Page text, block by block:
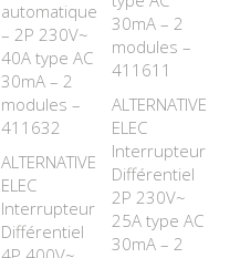
automatique
– 2P 230V~
40A type AC
30mA – 2
modules –
411632
ALTERNATIVE
ELEC
Interrupteur
Différentiel
30mA – 2
modules –
411611
ALTERNATIVE
ELEC
Interrupteur
Différentiel
2P 230V~
25A type AC
30mA – 2